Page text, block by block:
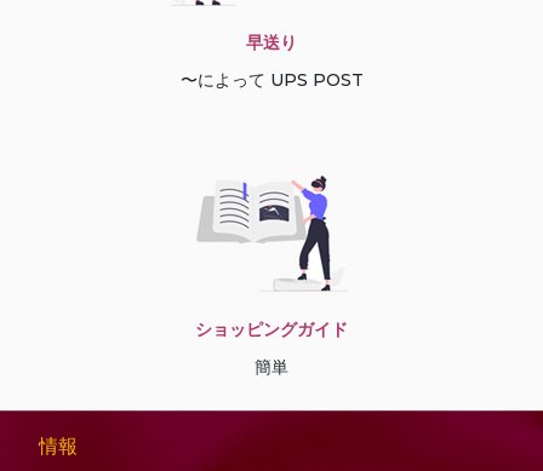
早送り
〜によって UPS POST
ショッピングガイド
簡単
情報